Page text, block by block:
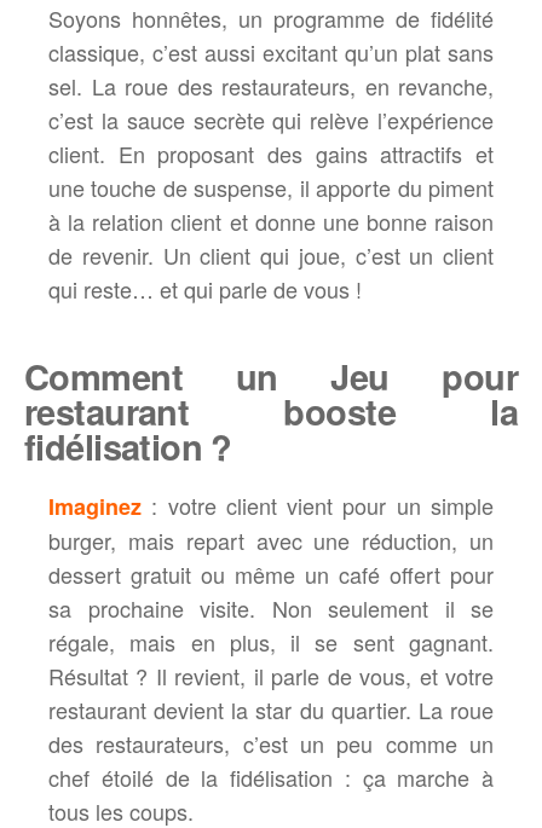
Soyons honnêtes, un programme de fidélité
classique, c’est aussi excitant qu’un plat sans
sel. La roue des restaurateurs, en revanche,
c’est la sauce secrète qui relève l’expérience
client. En proposant des gains attractifs et
une touche de suspense, il apporte du piment
à la relation client et donne une bonne raison
de revenir. Un client qui joue, c’est un client
qui reste… et qui parle de vous !
Comment un Jeu pour
restaurant booste la
fidélisation ?
Imaginez : votre client vient pour un simple
burger, mais repart avec une réduction, un
dessert gratuit ou même un café offert pour
sa prochaine visite. Non seulement il se
régale, mais en plus, il se sent gagnant.
Résultat ? Il revient, il parle de vous, et votre
restaurant devient la star du quartier. La roue
des restaurateurs, c’est un peu comme un
chef étoilé de la fidélisation : ça marche à
tous les coups.